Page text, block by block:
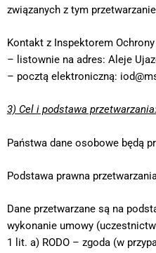
związanych z tym
Kontakt z Inspektorem
– listownie na adres: Aleje
– pocztą elektroniczną:
3) Cel i podstawa przetwarzania:
Państwa dane osobowe będą
Podstawa prawna
Dane przetwarzane są na
wykonanie umowy
1 lit. a) RODO – zgoda (w